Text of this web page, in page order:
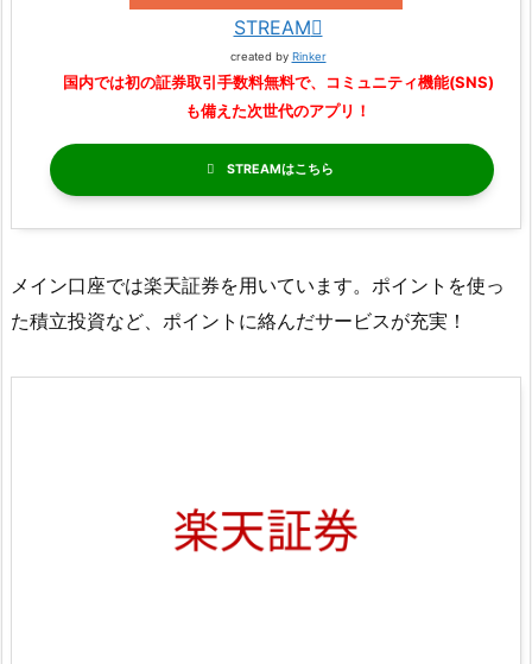
STREAM
created by Rinker
国内では初の証券取引手数料無料で、コミュニティ機能(SNS)
も備えた次世代のアプリ！
STREAM
メイン口座では楽天証券を用いています。ポイントを使っ
た積立投資など、ポイントに絡んだサービスが充実！